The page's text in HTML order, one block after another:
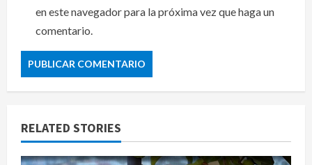
en este navegador para la próxima vez que haga un
comentario.
RELATED STORIES